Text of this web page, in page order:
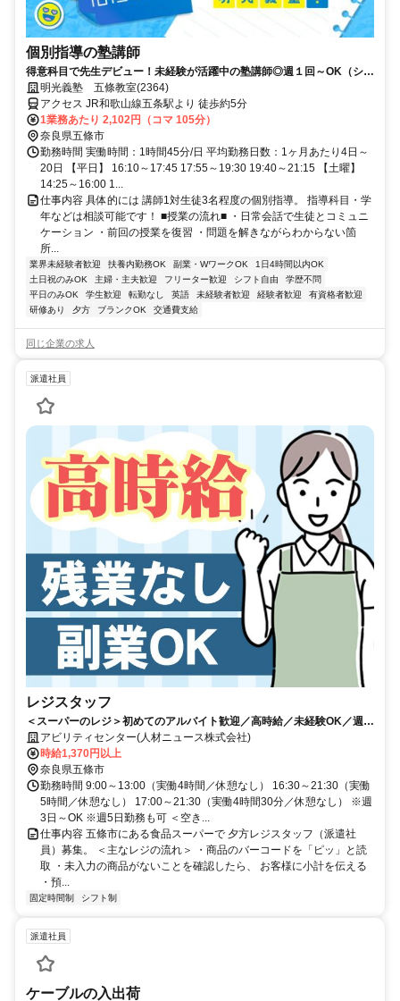
個別指導の塾講師
得意科目で先生デビュー！未経験が活躍中の塾講師◎週１回～OK（シフ
ト自由）
明光義塾 五條教室(2364)
アクセス JR和歌山線五条駅より 徒歩約5分
1業務あたり 2,102円（コマ 105分）
奈良県五條市
勤務時間 実働時間：1時間45分/日 平均勤務日数：1ヶ月あたり4日～
20日 【平日】 16:10～17:45 17:55～19:30 19:40～21:15 【土曜】
14:25～16:00 1...
仕事内容 具体的には 講師1対生徒3名程度の個別指導。 指導科目・学
年などは相談可能です！ ■授業の流れ■ ・日常会話で生徒とコミュニ
ケーション ・前回の授業を復習 ・問題を解きながらわからない箇
所...
業界未経験者歓迎 扶養内勤務OK 副業・WワークOK
1日4時間以内OK
土日祝のみOK
主婦・主夫歓迎 フリーター歓迎 シフト自由
学歴不問
平日のみOK
学生歓迎 転勤なし 英語 未経験者歓迎 経験者歓迎
有資格者歓迎
研修あり
夕方 ブランクOK 交通費支給
同じ企業の求人
派遣社員
レジスタッフ
＜スーパーのレジ＞初めてのアルバイト歓迎／高時給／未経験OK／週3
日～OK／日給6,850円GET
アビリティセンター(人材ニュース株式会社)
時給1,370円以上
奈良県五條市
勤務時間 9:00～13:00（実働4時間／休憩なし） 16:30～21:30（実働
5時間／休憩なし） 17:00～21:30（実働4時間30分／休憩なし） ※週
3日～OK ※週5日勤務も可 ＜空き...
仕事内容 五條市にある食品スーパーで 夕方レジスタッフ（派遣社
員）募集。 ＜主なレジの流れ＞ ・商品のバーコードを「ピッ」と読
取 ・未入力の商品がないことを確認したら、 お客様に小計を伝える
・預...
固定時間制 シフト制
派遣社員
ケーブルの入出荷